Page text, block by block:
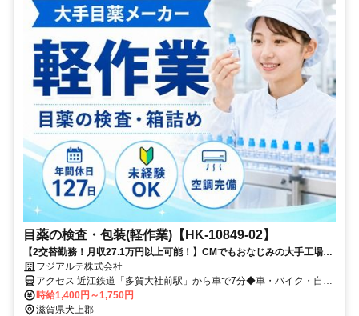
目薬の検査・包装(軽作業)【HK-10849-02】
【2交替勤務！月収27.1万円以上可能！】CMでもおなじみの大手工場！
寮完備！土日祝休み！
フジアルテ株式会社
アクセス 近江鉄道「多賀大社前駅」から車で7分◆車・バイク・自転
車通勤可（工場駐車場は無料）
時給1,400円～1,750円
滋賀県犬上郡